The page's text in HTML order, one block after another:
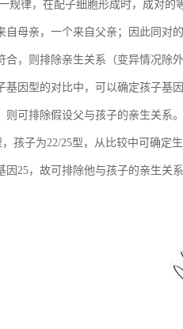
规律，在配子细胞形成时，成对
自母亲，一个来自父亲；因此同对
合，则排除亲生关系（变异情况除
基因型的对比中，可以确定孩子基
则可排除假设父与孩子的亲生关系
，孩子为22/25型，从比较中可确定
因25，故可排除他与孩子的亲生关